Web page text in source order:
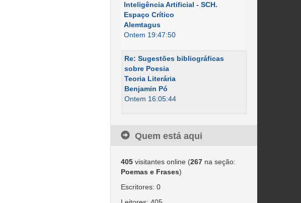
Inteligência Artificial - SCH.
Espaço Crítico
Alemtagus
Ontem 19:47:50
Re: Sugestões bibliográficas
sobre Poesia
Teoria Literária
Benjamin Pó
Ontem 16:05:44
Quem está aqui
405visitantes online (267na seção:
Poemas e Frases)
Escritores: 0